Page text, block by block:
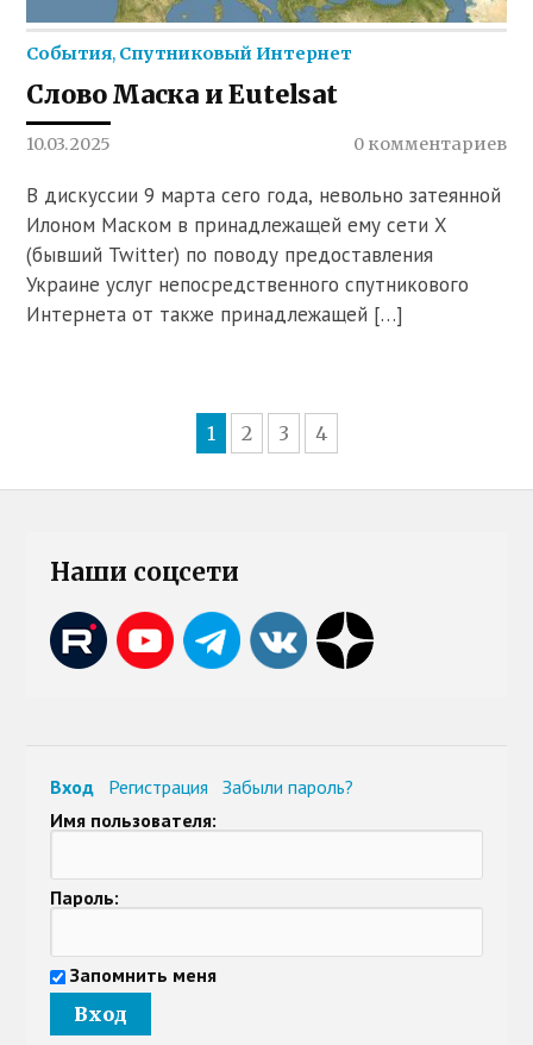
События, Спутниковый Интернет
Слово Маска и Eutelsat
10.03.2025 0 комментариев
В дискуссии 9 марта сего года, невольно затеянной
Илоном Маском в принадлежащей ему сети X
(бывший Twitter) по поводу предоставления
Украине услуг непосредственного спутникового
Интернета от также принадлежащей […]
1 2 3 4
Наши соцсети
Вход Регистрация
Забыли пароль?
Имя пользователя:
Пароль:
Запомнить меня